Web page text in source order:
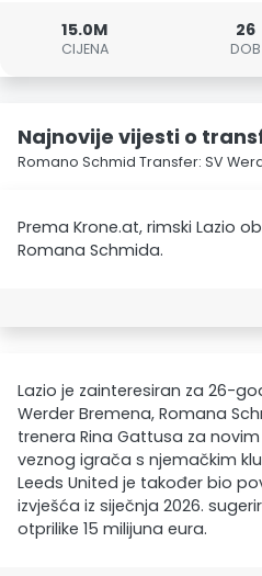
15.0M
CIJENA
26
DOB
Najnovije vijesti o
Romano Schmid Transfer: SV
Prema Krone.at, rimski Lazio
Romana Schmida.
Lazio je zainteresiran za 26-
Werder Bremena, Romana
trenera Rina Gattusa za
veznog igrača s njemačkim
Leeds United je također bio
izvješća iz siječnja 2026.
otprilike 15 milijuna eura.